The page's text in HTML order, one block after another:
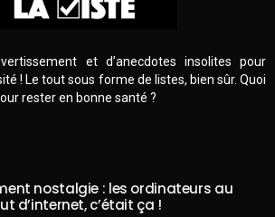
et d’anecdotes insolites pour
! Le tout sous forme de listes, bien sûr. Quoi
rester en bonne santé ?
nostalgie : les ordinateurs au
d’internet, c’était ça !